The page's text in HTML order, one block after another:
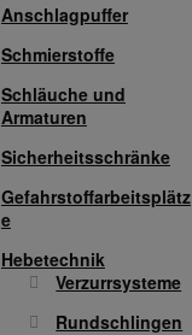
Anschlagpuffer
Schmierstoffe
Schläuche und
Armaturen
Sicherheitsschränke
Gefahrstoffarbeitsplätz
e
Hebetechnik
Verzurrsysteme
Rundschlingen